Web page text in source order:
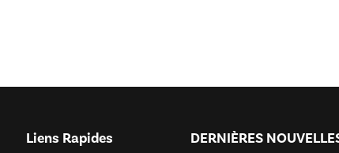
Liens Rapides DERNIÈRES